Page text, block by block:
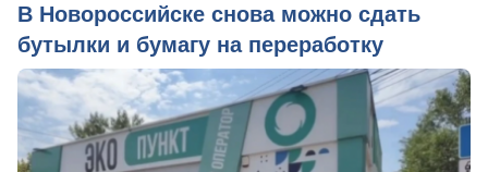
В Новороссийске снова можно сдать
бутылки и бумагу на переработку